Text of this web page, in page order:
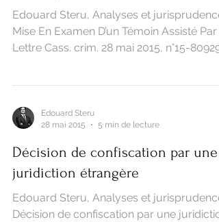
Edouard Steru, Analyses et
Mise En Examen D’un Témoin Assisté Par
Lettre Cass. crim. 28 mai 2015, n°15-80929,
Edouard Steru
28 mai 2015
5 min de lecture
Décision de confiscation par une
juridiction étrangère
Edouard Steru, Analyses et
Décision de confiscation par une